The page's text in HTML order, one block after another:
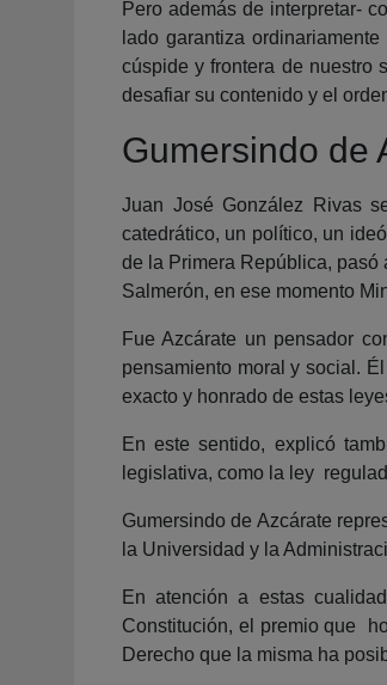
Pero además de interpretar-
lado garantiza
cúspide y frontera de nuestro
desafiar su contenido y el
Gumersindo de
Juan José González Rivas
catedrático, un político, un
de la Primera República,
Salmerón, en ese momento
Fue Azcárate un pensador
pensamiento moral y social.
exacto y honrado de estas
En este sentido, explicó
legislativa, como la ley
Gumersindo de Azcárate
la Universidad y la
En atención a estas
Constitución, el premio que
Derecho que la misma ha